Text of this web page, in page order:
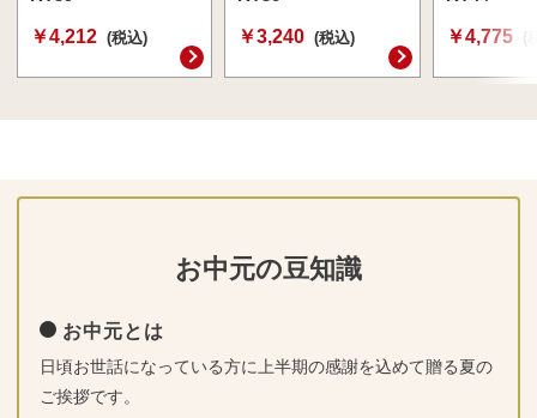
￥4,212 (税込) ￥3,240 (税込) ￥4,775
お中元の豆知識
お中元とは
日頃お世話になっている方に上半期の感謝を込めて贈る夏の
ご挨拶です。